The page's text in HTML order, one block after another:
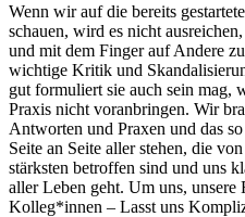
Wenn wir auf die bereits
schauen, wird es nicht
und mit dem Finger auf Andere
wichtige Kritik und
gut formuliert sie auch sein mag,
Praxis nicht voranbringen. Wir
Antworten und Praxen und das
Seite an Seite aller stehen, die
stärksten betroffen sind und uns
aller Leben geht. Um uns,
Kolleg*innen – Lasst uns